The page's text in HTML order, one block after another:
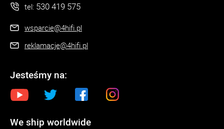
tel: 530 419 575
wsparcie@4hifi.pl
reklamacje@4hifi.pl
Jesteśmy na:
We ship worldwide